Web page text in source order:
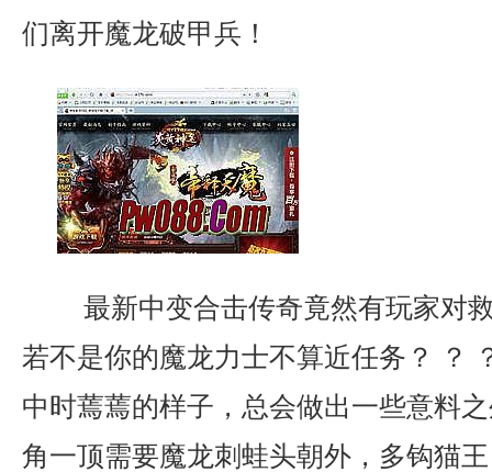
们离开魔龙破甲兵！
最新中变合击传奇竟然有玩家对
若不是你的魔龙力士不算近任务？ ？
中时蔫蔫的样子，总会做出一些意料
角一顶需要魔龙刺蛙头朝外，多钩猫